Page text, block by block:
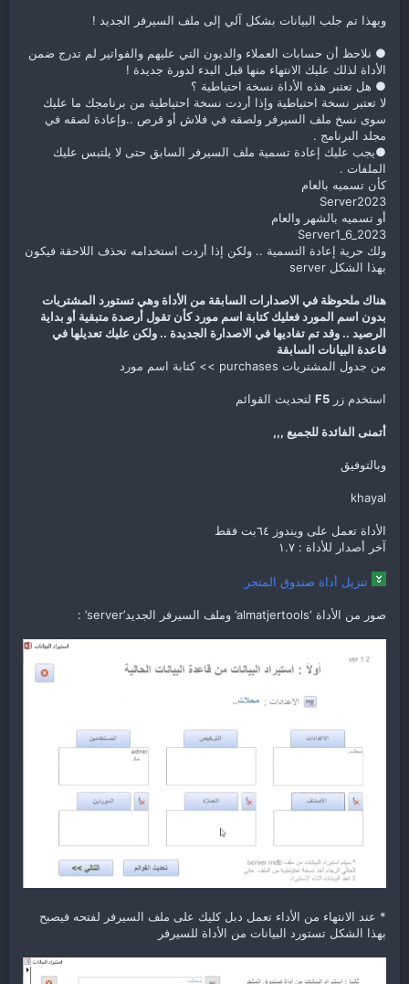
وبهذا تم جلب البيانات بشكل آلي إلى ملف السيرفر الجديد !
● نلاحظ أن حسابات العملاء والديون التي عليهم والفواتير لم تدرج ضمن
الأداة لذلك عليك الانتهاء منها قبل البدء لدورة جديدة !
● هل تعتبر هذه الأداة نسخة احتياطية ؟
لا تعتبر نسخة احتياطية وإذا أردت نسخة احتياطية من برنامجك ما عليك
سوى نسخ ملف السيرفر ولصقه في فلاش أو قرص ..وإعادة لصقه في
مجلد البرنامج .
●يجب عليك إعادة تسمية ملف السيرفر السابق حتى لا يلتبس عليك
الملفات .
كأن تسميه بالعام
Server2023
أو تسميه بالشهر والعام
Server1_6_2023
ولك حرية إعادة التسمية .. ولكن إذا أردت استخدامه تحذف اللاحقة فيكون
بهذا الشكل server
هناك ملحوظة في الاصدارات السابقة من الأداة وهي تستورد المشتريات
بدون اسم المورد فعليك كتابة اسم مورد كأن تقول أرصدة متبقية أو بداية
الرصيد .. وقد تم تفاديها في الاصدارة الجديدة .. ولكن عليك تعديلها في
قاعدة البيانات السابقة
من جدول المشتريات purchases >> كتابة اسم مورد
استخدم زر F5 لتحديث القوائم
أتمنى الفائدة للجميع ,,,
وبالتوفيق
khayal
الأداة تعمل على ويندوز ٦٤بت فقط
آخر أصدار للأداة : ١.٧
تنزيل أداة صندوق المتجر
صور من الأداة ‘almatjertools’ وملف السيرفر الجديد’server’ :
* عند الانتهاء من الأداء تعمل دبل كليك على ملف السيرفر لفتحه فيصبح
بهذا الشكل تستورد البيانات من الأداة للسيرفر